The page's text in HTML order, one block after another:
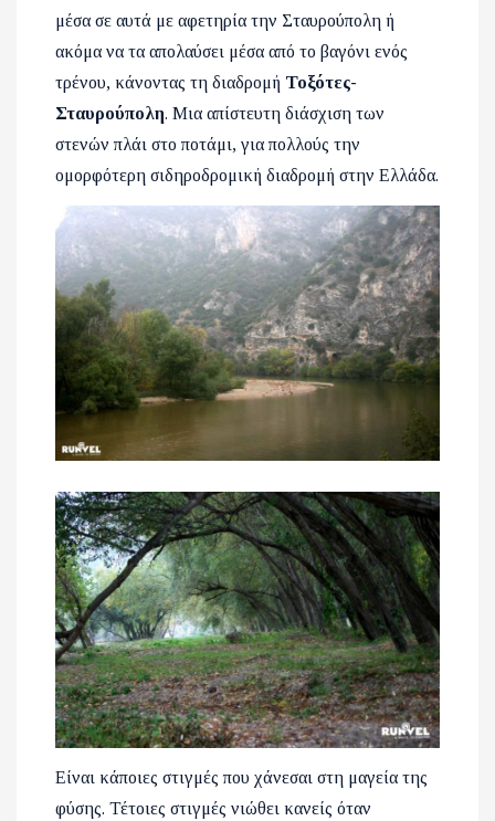
μέσα σε αυτά με αφετηρία την Σταυρούπολη ή
ακόμα να τα απολαύσει μέσα από το βαγόνι ενός
τρένου, κάνοντας τη διαδρομή Τοξότες-
Σταυρούπολη. Μια απίστευτη διάσχιση των
στενών πλάι στο ποτάμι, για πολλούς την
ομορφότερη σιδηροδρομική διαδρομή στην Ελλάδα.
Είναι κάποιες στιγμές που χάνεσαι στη μαγεία της
φύσης. Τέτοιες στιγμές νιώθει κανείς όταν